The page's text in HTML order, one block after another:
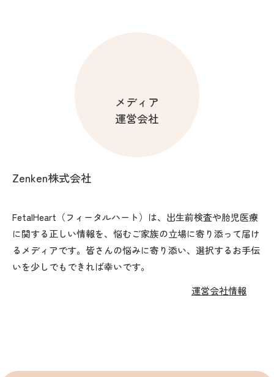
メディア
運営会社
Zenken株式会社
FetalHeart（フィータルハート）は、出生前検査や胎児医療
に関する正しい情報を、悩むご家族の立場に寄り添って届け
るメディアです。皆さんの悩みに寄り添い、選択するお手伝
いを少しでもできれば幸いです。
運営会社情報